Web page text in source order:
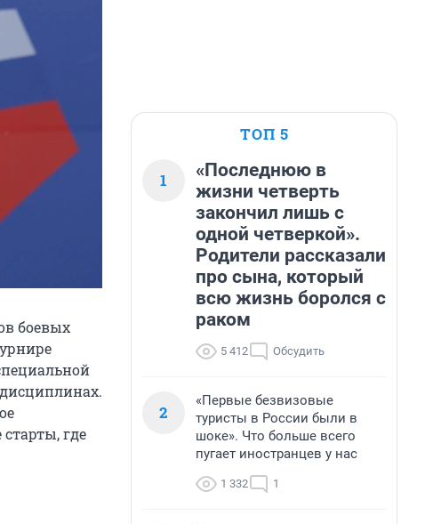
боевых
где
ТОП 5
1
«Последнюю в
жизни четверть
закончил лишь с
одной четверкой».
Родители рассказали
про сына, который
всю жизнь боролся с
раком
5 412 Обсудить
2
«Первые безвизовые
туристы в России были в
шоке». Что больше всего
пугает иностранцев у нас
1 332 1